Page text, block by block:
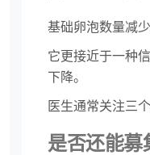
基础卵泡数量减
它更接近于一种
下降。
医生通常关注三个
是否还能募